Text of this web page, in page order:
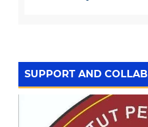
SUPPORT AND COLLAB